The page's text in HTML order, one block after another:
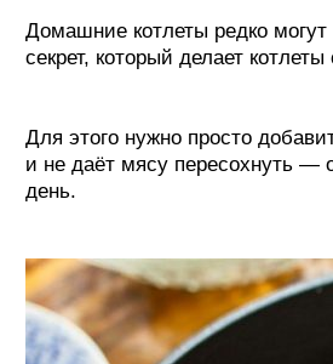
Домашние котлеты редко
секрет, который делает
Для этого нужно просто
и не даёт мясу пересохнуть —
день.